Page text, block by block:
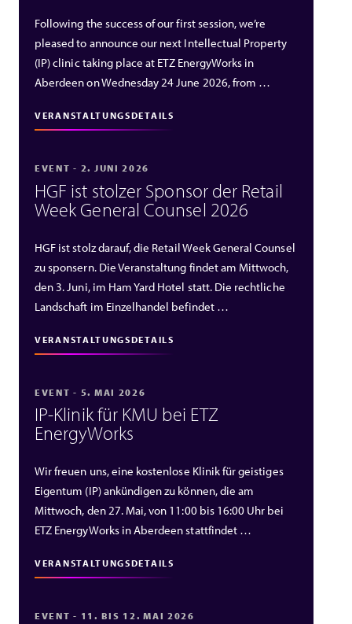
Following the success of our first session, we’re
pleased to announce our next Intellectual Property
(IP) clinic taking place at ETZ EnergyWorks in
Aberdeen on Wednesday 24 June 2026, from …
VERANSTALTUNGSDETAILS
EVENT - 2. JUNI 2026
HGF ist stolzer Sponsor der Retail
Week General Counsel 2026
HGF ist stolz darauf, die Retail Week General Counsel
zu sponsern. Die Veranstaltung findet am Mittwoch,
den 3. Juni, im Ham Yard Hotel statt. Die rechtliche
Landschaft im Einzelhandel befindet …
VERANSTALTUNGSDETAILS
EVENT - 5. MAI 2026
IP‑Klinik für KMU bei ETZ
EnergyWorks
Wir freuen uns, eine kostenlose Klinik für geistiges
Eigentum (IP) ankündigen zu können, die am
Mittwoch, den 27. Mai, von 11:00 bis 16:00 Uhr bei
ETZ EnergyWorks in Aberdeen stattfindet …
VERANSTALTUNGSDETAILS
EVENT - 11. BIS 12. MAI 2026